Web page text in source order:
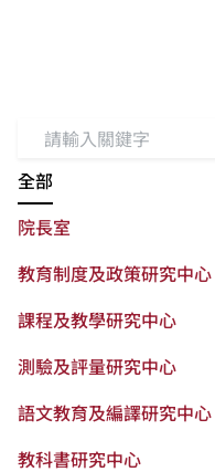
搜尋關鍵字
全部
院長室
教育制度及政策研究中心
課程及教學研究中心
測驗及評量研究中心
語文教育及編譯研究中心
教科書研究中心